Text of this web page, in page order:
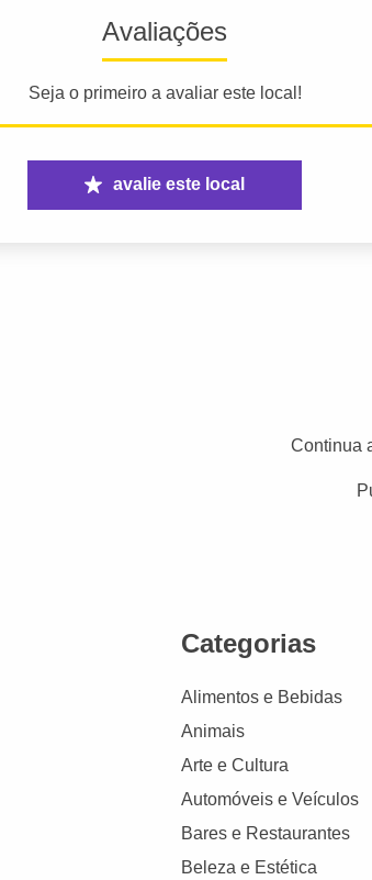
Avaliações
Seja o primeiro a avaliar este local!
avalie este local
Continua
Categorias
Alimentos e Bebidas
Animais
Arte e Cultura
Automóveis e Veículos
Bares e Restaurantes
Beleza e Estética